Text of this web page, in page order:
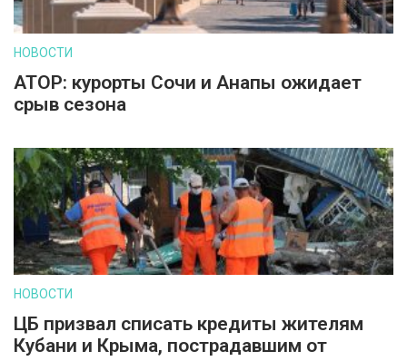
НОВОСТИ
АТОР: курорты Сочи и Анапы ожидает
срыв сезона
НОВОСТИ
ЦБ призвал списать кредиты жителям
Кубани и Крыма, пострадавшим от